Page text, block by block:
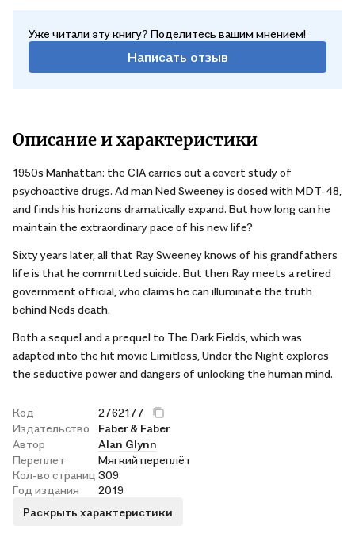
Уже читали эту книгу? Поделитесь вашим мнением!
Написать отзыв
Описание и характеристики
1950s Manhattan: the CIA carries out a covert study of
psychoactive drugs. Ad man Ned Sweeney is dosed with MDT-48,
and finds his horizons dramatically expand. But how long can he
maintain the extraordinary pace of his new life?
Sixty years later, all that Ray Sweeney knows of his grandfathers
life is that he committed suicide. But then Ray meets a retired
government official, who claims he can illuminate the truth
behind Neds death.
Both a sequel and a prequel to The Dark Fields, which was
adapted into the hit movie Limitless, Under the Night explores
the seductive power and dangers of unlocking the human mind.
Код
2762177
Издательство
Faber & Faber
Автор
Alan Glynn
Переплет
Мягкий переплёт
Кол-во страниц 309
Год издания
2019
Раскрыть характеристики